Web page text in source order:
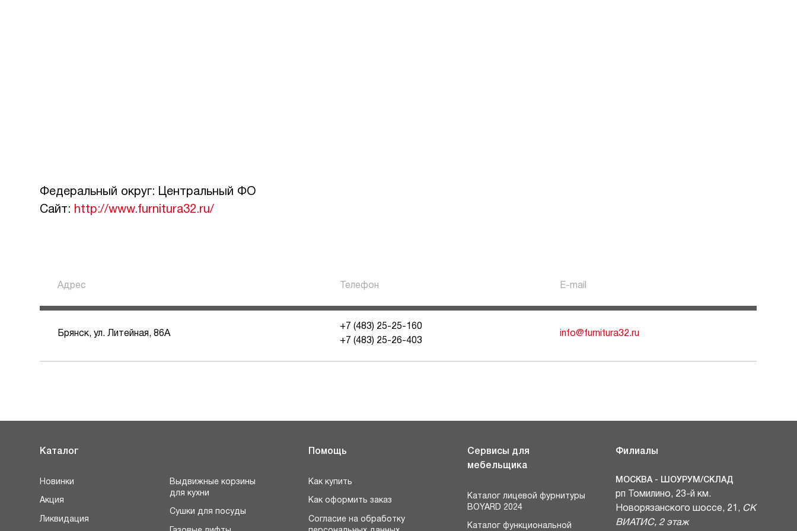
Федеральный округ: Центральный ФО
Сайт: http://www.furnitura32.ru/
Адрес Телефон E-mail
Брянск, ул. Литейная, 86А
+7 (483) 25-25-160
+7 (483) 25-26-403
info@furnitura32.ru
Каталог
Новинки
Акция
Ликвидация
Выдвижные корзины
для кухни
Сушки для посуды
Помощь
Как купить
Как оформить заказ
Согласие на обработку
Сервисы для
мебельщика
Каталог лицевой фурнитуры
BOYARD 2024
Каталог функциональной
Филиалы
МОСКВА - ШОУРУМ/СКЛАД
рп Томилино, 23-й км.
Новорязанского шоссе, 21, СК
ВИАТИС, 2 этаж